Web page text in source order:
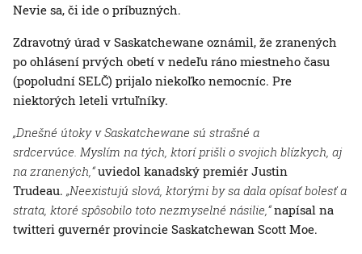
Nevie sa, či ide o príbuzných.
Zdravotný úrad v Saskatchewane oznámil, že zranených
po ohlásení prvých obetí v nedeľu ráno miestneho času
(popoludní SELČ) prijalo niekoľko nemocníc. Pre
niektorých leteli vrtuľníky.
„Dnešné útoky v Saskatchewane sú strašné a
srdcervúce. Myslím na tých, ktorí prišli o svojich blízkych, aj
na zranených,“uviedol kanadský premiér Justin
Trudeau. „Neexistujú slová, ktorými by sa dala opísať bolesť a
strata, ktoré spôsobilo toto nezmyselné násilie,“napísal na
twitteri guvernér provincie Saskatchewan Scott Moe.